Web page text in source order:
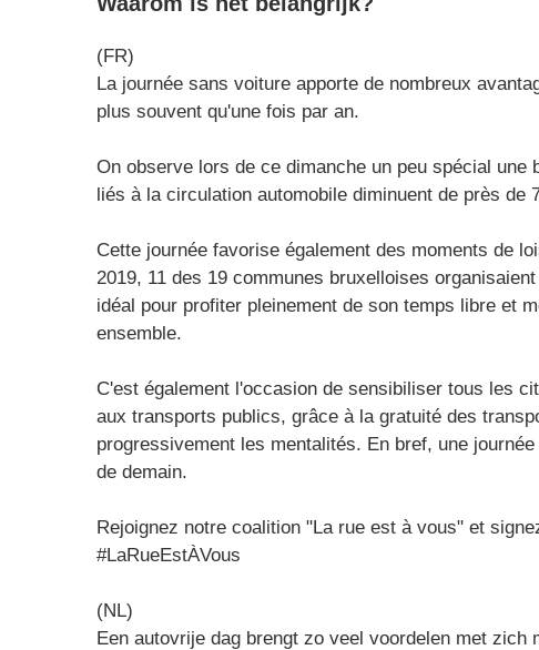
(FR)
La journée sans voiture apporte de nombreux
plus souvent qu'une fois par an.
On observe lors de ce dimanche un peu spécial
liés à la circulation automobile diminuent de près de
Cette journée favorise également des moments de
2019, 11 des 19 communes bruxelloises
idéal pour profiter pleinement de son temps libre et
ensemble.
C'est également l'occasion de sensibiliser tous les
aux transports publics, grâce à la gratuité des
progressivement les mentalités. En bref, une
de demain.
Rejoignez notre coalition "La rue est à vous" et
#LaRueEstÀVous
(NL)
Een autovrije dag brengt zo veel voordelen met